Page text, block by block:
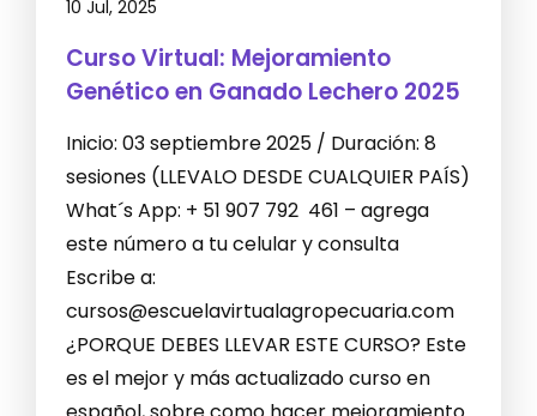
10 Jul, 2025
Curso Virtual: Mejoramiento
Genético en Ganado Lechero 2025
Inicio: 03 septiembre 2025 / Duración: 8
sesiones (LLEVALO DESDE CUALQUIER PAÍS)
What´s App: + 51 907 792 461 – agrega
este número a tu celular y consulta
Escribe a:
cursos@escuelavirtualagropecuaria.com
¿PORQUE DEBES LLEVAR ESTE CURSO? Este
es el mejor y más actualizado curso en